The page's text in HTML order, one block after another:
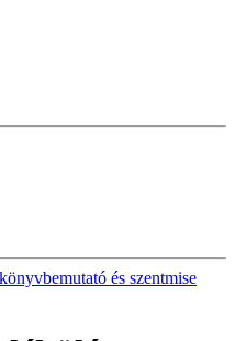
és szentmise